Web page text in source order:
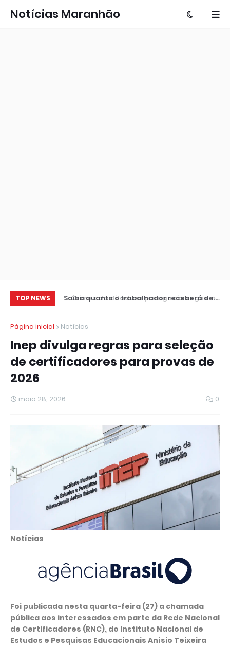
Notícias Maranhão
TOP NEWS
Crimes da ditadura paraguaia seguem
Saiba quanto o trabalhador receberá de
Página inicial
Notícias
Inep divulga regras para seleção
de certificadores para provas de
2026
maio 28, 2026 0
Notícias
Foi publicada nesta quarta-feira (27) a chamada
pública aos interessados em parte da Rede Nacional
de Certificadores (RNC), do Instituto Nacional de
Estudos e Pesquisas Educacionais Anísio Teixeira